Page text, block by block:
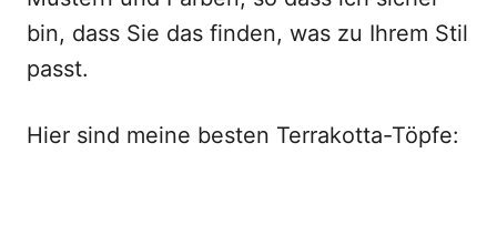
bin, dass Sie das finden, was zu Ihrem Stil
passt.
Hier sind meine besten Terrakotta-Töpfe: